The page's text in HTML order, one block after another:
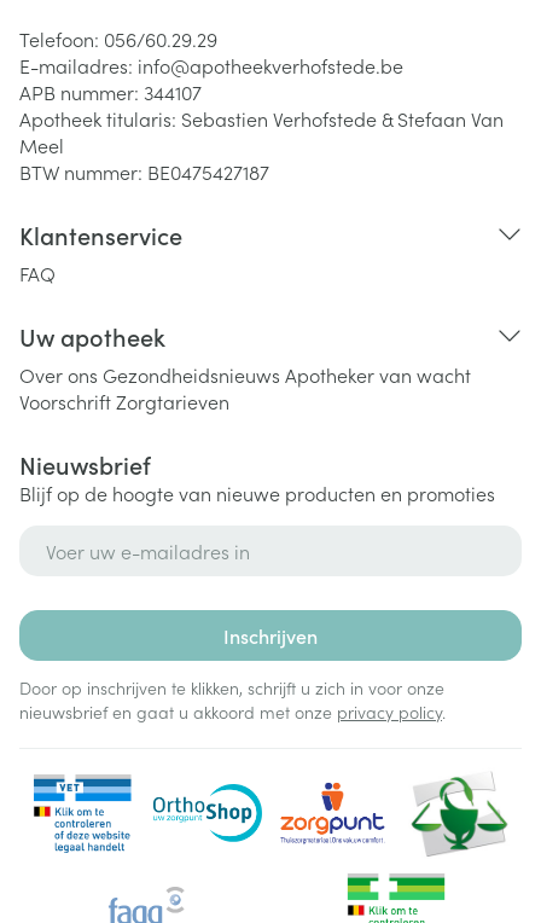
Telefoon: 056/60.29.29
E-mailadres: info@apotheekverhofstede.be
APB nummer: 344107
Apotheek titularis: Sebastien Verhofstede & Stefaan Van
Meel
BTW nummer: BE0475427187
Klantenservice
FAQ
Uw apotheek
Over ons Gezondheidsnieuws Apotheker van wacht
VoorschriftZorgtarieven
Nieuwsbrief
Blijf op de hoogte van nieuwe producten en promoties
Inschrijven
Door op inschrijven te klikken, schrijft u zich in voor onze
nieuwsbrief en gaat u akkoord met onze privacy policy.